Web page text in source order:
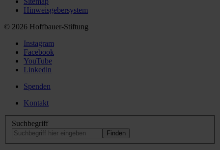
Hinweisgebersystem
© 2026 Hoffbauer-Stiftung
Instagram
Facebook
YouTube
Linkedin
Spenden
Kontakt
Suchbegriff